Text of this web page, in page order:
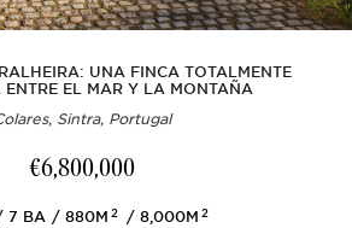
UNA FINCA TOTALMENTE
ENTRE EL MAR Y LA MONTAÑA
Sintra, Portugal
€6,800,000
7 BA 880M2 8,000M2